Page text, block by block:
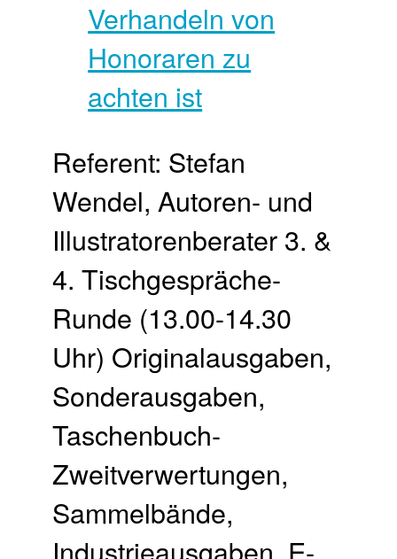
Referent: Stefan
Wendel, Autoren- und
Illustratorenberater 3. &
4. Tischgespräche-
Runde (13.00-14.30
Uhr) Originalausgaben,
Sonderausgaben,
Taschenbuch-
Zweitverwertungen,
Sammelbände,
Industrieausgaben, E-